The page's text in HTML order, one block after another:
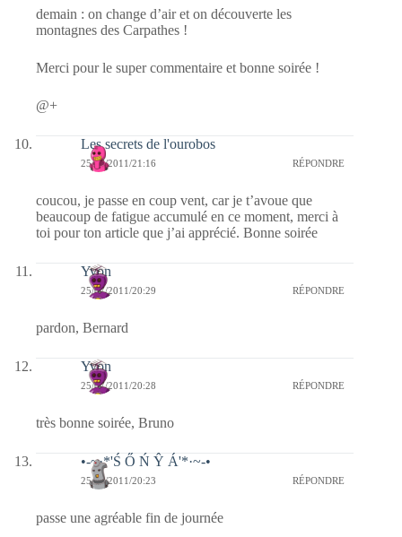
demain : on change d’air et on découverte les
montagnes des Carpathes !
Merci pour le super commentaire et bonne soirée !
@+
Les secrets de l'ourobos
25/07/2011/21:16 RÉPONDRE
coucou, je passe en coup vent, car je t’avoue que
beaucoup de fatigue accumulé en ce moment, merci à
toi pour ton article que j’ai apprécié. Bonne soirée
Yvon
25/07/2011/20:29 RÉPONDRE
pardon, Bernard
Yvon
25/07/2011/20:28 RÉPONDRE
très bonne soirée, Bruno
•-~·*'Ś Ő Ń Ŷ Á'*·~-•
25/07/2011/20:23 RÉPONDRE
passe une agréable fin de journée